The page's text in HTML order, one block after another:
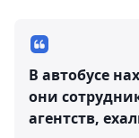
В автобусе
они
агентств,